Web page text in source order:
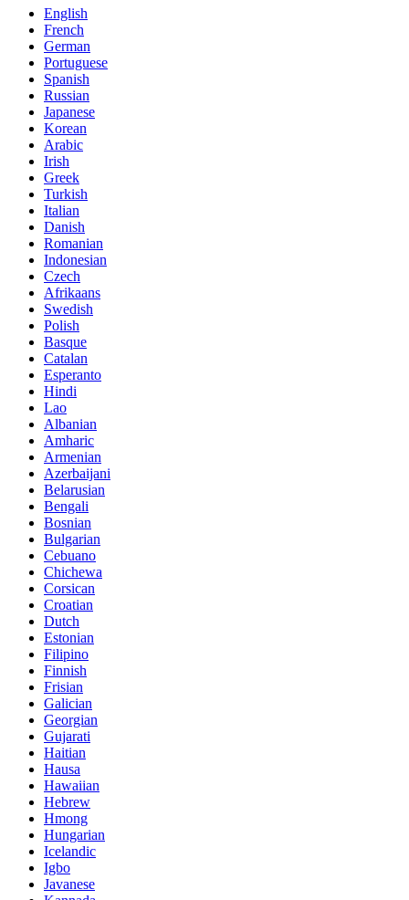
English
French
German
Portuguese
Spanish
Russian
Japanese
Korean
Arabic
Irish
Greek
Turkish
Italian
Danish
Romanian
Indonesian
Czech
Afrikaans
Swedish
Polish
Basque
Catalan
Esperanto
Hindi
Lao
Albanian
Amharic
Armenian
Azerbaijani
Belarusian
Bengali
Bosnian
Bulgarian
Cebuano
Chichewa
Corsican
Croatian
Dutch
Estonian
Filipino
Finnish
Frisian
Galician
Georgian
Gujarati
Haitian
Hausa
Hawaiian
Hebrew
Hmong
Hungarian
Icelandic
Igbo
Javanese